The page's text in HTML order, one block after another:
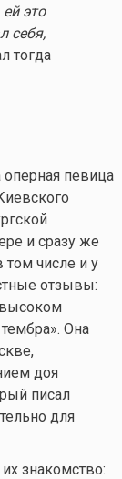
это
себя,
тогда
певица
и сразу же
том числе и у
отзывы:
Она
доя
писал
для
знакомство: